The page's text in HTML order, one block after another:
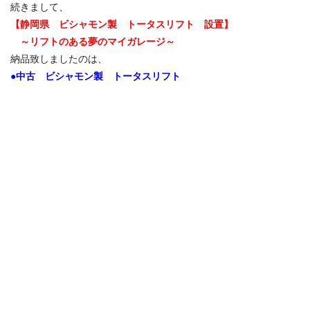
続きまして、
【静岡県 ビシャモン製 トータス リフト 設置】
～リフトのある夢のマイガレージ～
納品致しましたのは、
●中古 ビシャモン製 トータスリフト